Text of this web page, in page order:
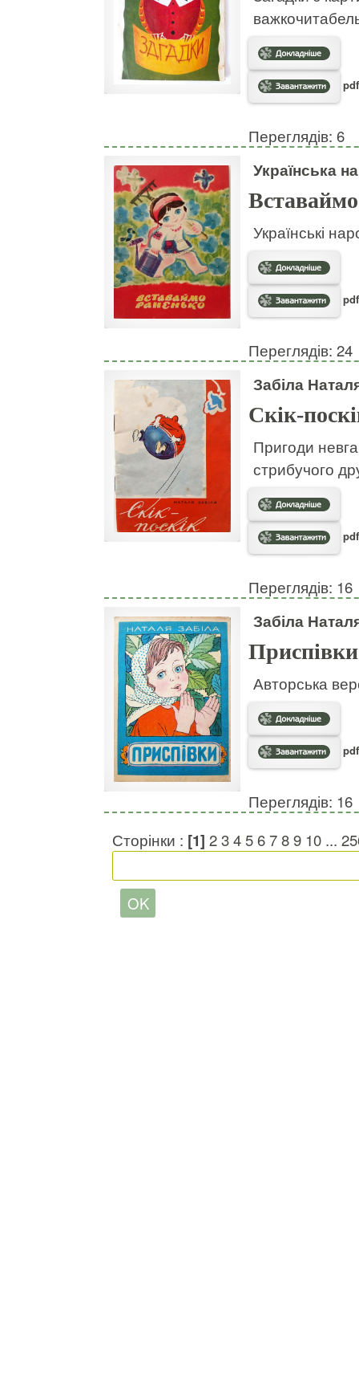
Переглядів: 6
Українська
Українські
Переглядів: 24
Забіла
Скік-
Пригоди
стрибучого
Переглядів: 16
Забіла
Приспівки
Авторська
Переглядів: 16
Сторінки : [1] 23456789 10 ...